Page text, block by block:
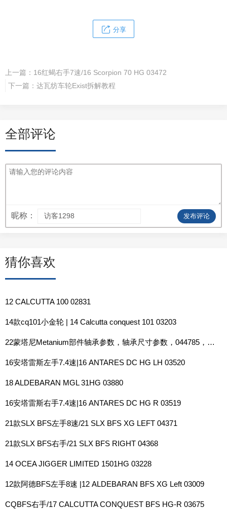
分享
上一篇： 16红蝎右手7速/16 Scorpion 70 HG 03472
下一篇： 达瓦纺车轮Exist拆解教程
全部评论
昵称： 发布评论
猜你喜欢
12 CALCUTTA 100 02831
14款cq101小金轮 | 14 Calcutta conquest 101 03203
22蒙塔尼Metanium部件轴承参数，轴承尺寸参数，044785，044808，044822
16安塔雷斯左手7.4速|16 ANTARES DC HG LH 03520
18 ALDEBARAN MGL 31HG 03880
16安塔雷斯右手7.4速|16 ANTARES DC HG R 03519
21款SLX BFS左手8速/21 SLX BFS XG LEFT 04371
21款SLX BFS右手/21 SLX BFS RIGHT 04368
14 OCEA JIGGER LIMITED 1501HG 03228
12款阿德BFS左手8速 |12 ALDEBARAN BFS XG Left 03009
CQBFS右手/17 CALCUTTA CONQUEST BFS HG-R 03675